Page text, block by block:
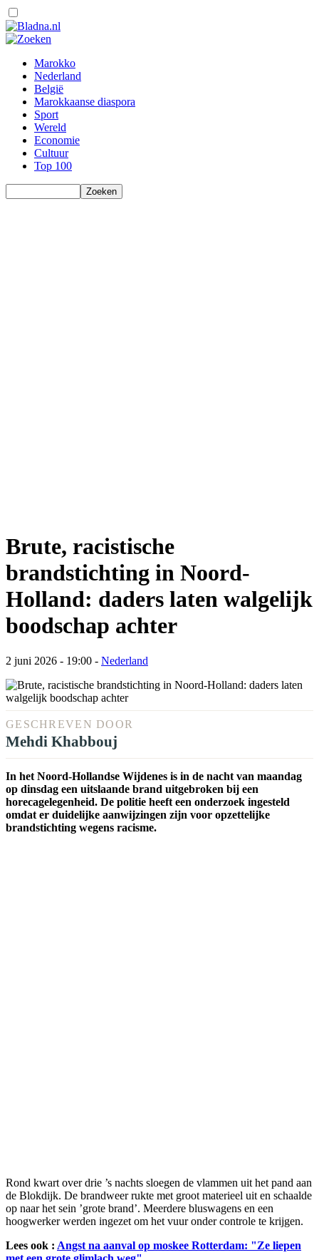
Marokko
Nederland
België
Marokkaanse diaspora
Sport
Wereld
Economie
Cultuur
Top 100
Brute, racistische
brandstichting in Noord-
Holland: daders laten walgelijk
boodschap achter
2 juni 2026 - 19:00 - Nederland
GESCHREVEN DOOR
Mehdi Khabbouj
In het Noord-Hollandse Wijdenes is in de nacht van maandag
op dinsdag een uitslaande brand uitgebroken bij een
horecagelegenheid. De politie heeft een onderzoek ingesteld
omdat er duidelijke aanwijzingen zijn voor opzettelijke
brandstichting wegens racisme.
Rond kwart over drie ’s nachts sloegen de vlammen uit het pand aan
de Blokdijk. De brandweer rukte met groot materieel uit en schaalde
op naar het sein ’grote brand’. Meerdere bluswagens en een
hoogwerker werden ingezet om het vuur onder controle te krijgen.
Lees ook : Angst na aanval op moskee Rotterdam: "Ze liepen